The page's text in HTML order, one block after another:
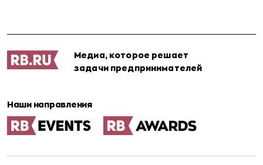
Медиа, которое решает
задачи предпринимателей
Наши направления